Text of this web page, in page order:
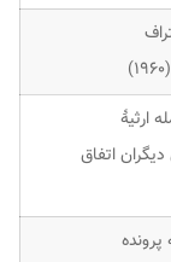
اعتراف
ارثیهٔ
برای دیگران اتفاق